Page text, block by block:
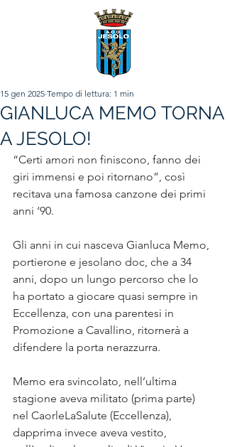
GIANLUCA MEMO TORNA
A JESOLO!
15 gen 2025 Tempo di lettura: 1 min
“Certi amori non finiscono, fanno dei
giri immensi e poi ritornano”, così
recitava una famosa canzone dei primi
anni ‘90.
Gli anni in cui nasceva Gianluca Memo,
portierone e jesolano doc, che a 34
anni, dopo un lungo percorso che lo
ha portato a giocare quasi sempre in
Eccellenza, con una parentesi in
Promozione a Cavallino, ritornerà a
difendere la porta nerazzurra.
Memo era svincolato, nell’ultima
stagione aveva militato (prima parte)
nel CaorleLaSalute (Eccellenza),
dapprima invece aveva vestito,